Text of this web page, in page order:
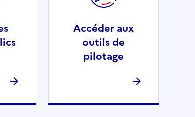
Accéder aux
outils de
pilotage